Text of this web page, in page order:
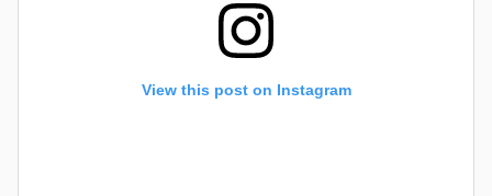
View this post on Instagram